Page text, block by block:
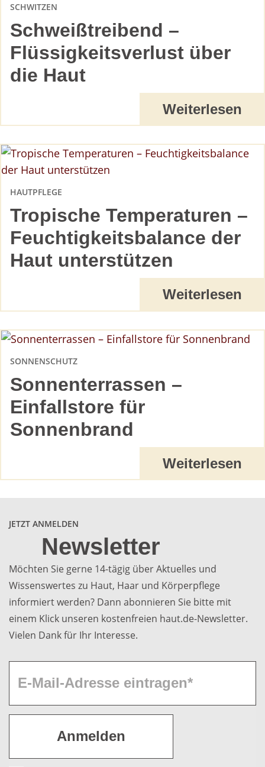
Schweißtreibend –
Flüssigkeitsverlust über
die Haut
SCHWITZEN
Weiterlesen
Tropische Temperaturen –
Feuchtigkeitsbalance der
Haut unterstützen
HAUTPFLEGE
Weiterlesen
Sonnenterrassen –
Einfallstore für
Sonnenbrand
SONNENSCHUTZ
Weiterlesen
JETZT ANMELDEN
Newsletter
Möchten Sie gerne 14-tägig über Aktuelles und
Wissenswertes zu Haut, Haar und Körperpflege
informiert werden? Dann abonnieren Sie bitte mit
einem Klick unseren kostenfreien haut.de-Newsletter.
Vielen Dank für Ihr Interesse.